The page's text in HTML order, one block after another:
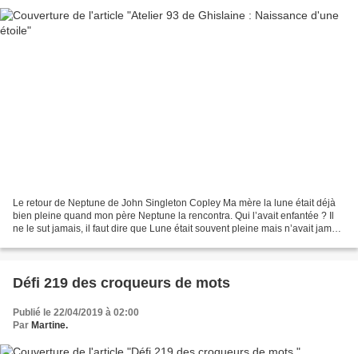
Le retour de Neptune de John Singleton Copley Ma mère la lune était déjà
bien pleine quand mon père Neptune la rencontra. Qui l’avait enfantée ? Il
ne le sut jamais, il faut dire que Lune était souvent pleine mais n’avait jamais
Défi 219 des croqueurs de mots
Publié le 22/04/2019 à 02:00
Par Martine.